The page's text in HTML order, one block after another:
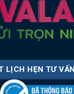
LỊCH HẸN TƯ VẤN